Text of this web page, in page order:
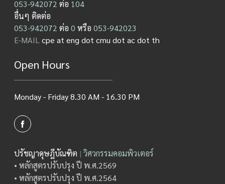
053-942072 ต่อ 104
อื่นๆ ติดต่อ
053-942072 ต่อ0 หรือ053-942023
E-MAILcpe at eng dot cmu dot ac dot th
Open Hours
Monday - Friday 8.30 AM - 16.30 PM
ปรัชญาดุษฎีบัณฑิต | วิศวกรรมคอมพิวเตอร์
• หลักสูตรปรับปรุง ปี พ.ศ.2569
• หลักสูตรปรับปรุง ปี พ.ศ.2564